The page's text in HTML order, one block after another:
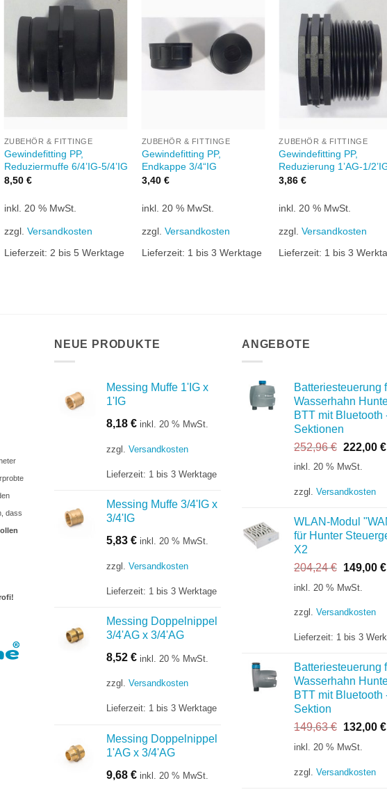
Wunschliste
+
ZUBEHÖR & FITTINGE
Gewindefitting PP,
Reduziermuffe 6/4’IG-5/4’IG
8,50 €
inkl. 20 % MwSt.
zzgl. Versandkosten
Lieferzeit: 2 bis 5 Werktage
Wunschliste
hinzufügen
ZUBEHÖR & FITTINGE
Gewindefitting PP,
Endkappe 3/4“IG
3,40 €
inkl. 20 % MwSt.
zzgl. Versandkosten
Lieferzeit: 1 bis 3 Werktage
hinzufügen
ZUBEHÖR & FITTINGE
Gewindefitting PP,
Reduzierung 1’AG-1/
3,86€
inkl. 20 % MwSt.
zzgl.Versandkosten
Lieferzeit: 1 bis 3
dass
NEUE PRODUKTE
Messing Muffe 1'IG x
1'IG
8,18 € inkl. 20 % MwSt.
zzgl. Versandkosten
Lieferzeit: 1 bis 3 Werktage
Messing Muffe 3/4'IG x
3/4'IG
5,83 € inkl. 20 % MwSt.
zzgl. Versandkosten
Lieferzeit: 1 bis 3 Werktage
Messing Doppelnippel
3/4'AG x 3/4'AG
8,52 € inkl. 20 % MwSt.
zzgl. Versandkosten
Lieferzeit: 1 bis 3 Werktage
Messing Doppelnippel
1'AG x 3/4'AG
9,68 € inkl. 20 % MwSt.
ANGEBOTE
Batteriesteuerung
Wasserhahn
BTT mit Bluetooth
Sektionen
252,96€
Preis
252,96 €
222,00 €
inkl. 20 % MwSt.
zzgl. Versandkosten
WLAN-Modul
für Hunter
X2
204,24€
Preis
204,24 €
149,00 €
inkl. 20 % MwSt.
zzgl. Versandkosten
Lieferzeit: 1 bis 3
Batteriesteuerung
Wasserhahn
BTT mit Bluetooth
Sektion
149,63€
Preis
149,63 €
132,00 €
inkl. 20 % MwSt.
zzgl. Versandkosten